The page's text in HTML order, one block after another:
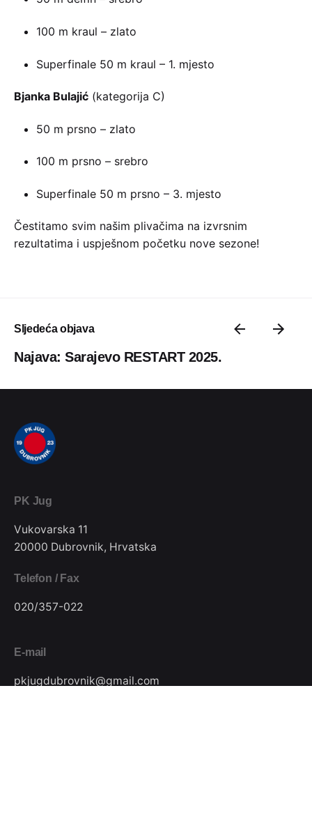
100 m kraul – zlato
Superfinale 50 m kraul – 1. mjesto
Bjanka Bulajić (kategorija C)
50 m prsno – zlato
100 m prsno – srebro
Superfinale 50 m prsno – 3. mjesto
Čestitamo svim našim plivačima na izvrsnim
rezultatima i uspješnom početku nove sezone!
Sljedeća objava
Najava: Sarajevo RESTART 2025.
PK Jug
Vukovarska 11
20000 Dubrovnik, Hrvatska
Telefon / Fax
020/357-022
E-mail
pkjugdubrovnik@gmail.com